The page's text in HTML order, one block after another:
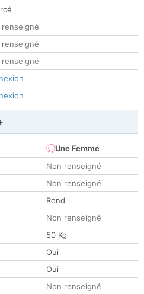
renseigné
renseigné
renseigné
Une Femme
Non renseigné
Non renseigné
Rond
Non renseigné
50 Kg
Oui
Oui
Non renseigné